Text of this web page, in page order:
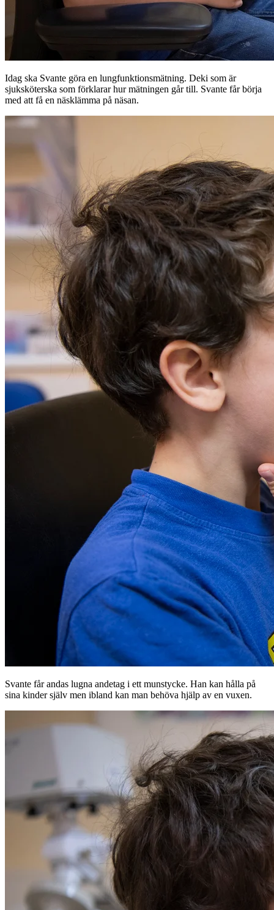
Idag ska Svante göra en lungfunktionsmätning. Deki som är
sjuksköterska som förklarar hur mätningen går till. Svante får börja
med att få en näsklämma på näsan.
Svante får andas lugna andetag i ett munstycke. Han kan hålla på
sina kinder själv men ibland kan man behöva hjälp av en vuxen.